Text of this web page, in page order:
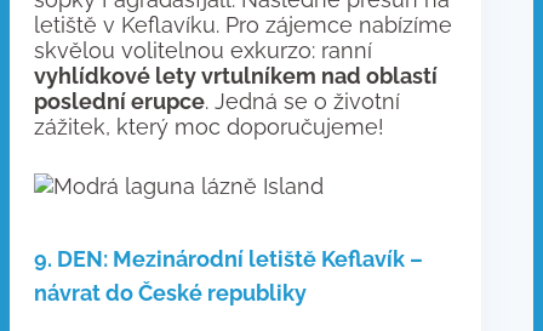
letiště v Keflavíku. Pro zájemce nabízíme
skvělou volitelnou exkurzo: ranní
vyhlídkové lety vrtulníkem nad oblastí
poslední erupce. Jedná se o životní
zážitek, který moc doporučujeme!
9. DEN: Mezinárodní letiště Keflavík –
návrat do České republiky